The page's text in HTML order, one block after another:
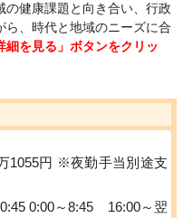
健康課題と向き合い、行政
、時代と地域のニーズに合
を見る」ボタンをクリッ
1055円 ※夜勤手当別途支
0:00～8:45 16:00～翌